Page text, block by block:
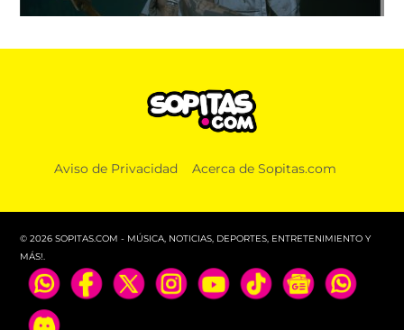
Aviso de Privacidad Acerca de Sopitas.com
© 2026 SOPITAS.COM - MÚSICA, NOTICIAS, DEPORTES, ENTRETENIMIENTO Y
MÁS!.